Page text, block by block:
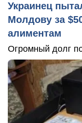
Украинец
Молдову за
алиментам
Огромный долг